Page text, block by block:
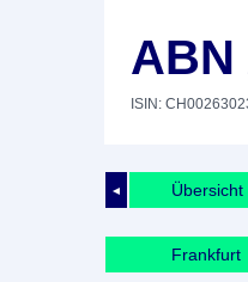
ABN
ISIN:
◄ Übersicht
Frankfurt